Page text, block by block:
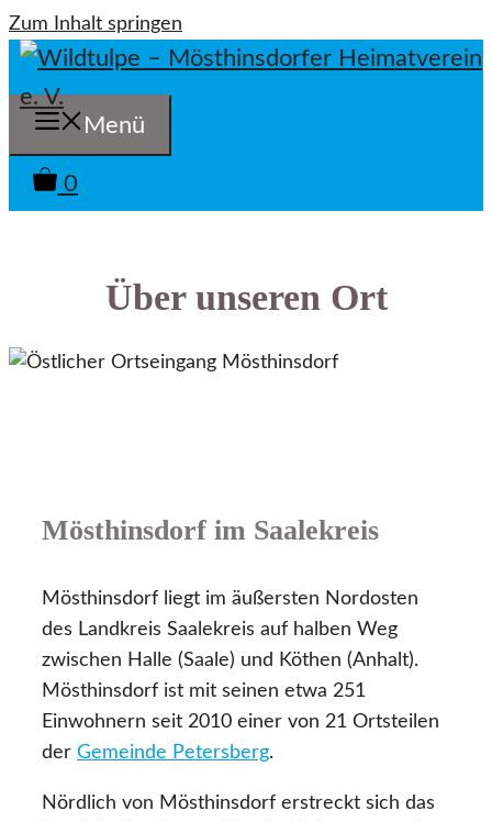
Zum Inhalt springen
Menü
0
Über unseren Ort
Mösthinsdorf im Saalekreis
Mösthinsdorf liegt im äußersten Nordosten
des Landkreis Saalekreis auf halben Weg
zwischen Halle (Saale) und Köthen (Anhalt).
Mösthinsdorf ist mit seinen etwa 251
Einwohnern seit 2010 einer von 21 Ortsteilen
der Gemeinde Petersberg.
Nördlich von Mösthinsdorf erstreckt sich das